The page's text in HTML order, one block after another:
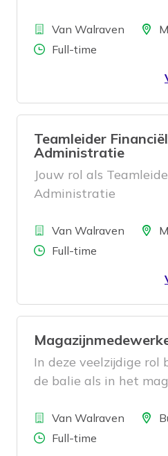
BedrijfVan Walraven Locatie
Aantal uren
Full-time
Teamleider
Administratie
Jouw rol als
Administratie
BedrijfVan Walraven Locatie
Aantal uren
Full-time
In deze veelzijdige rol
de balie als in het
zorgt voor een
klaarmaakte
BedrijfVan Walraven Locatie
Aantal uren
Full-time